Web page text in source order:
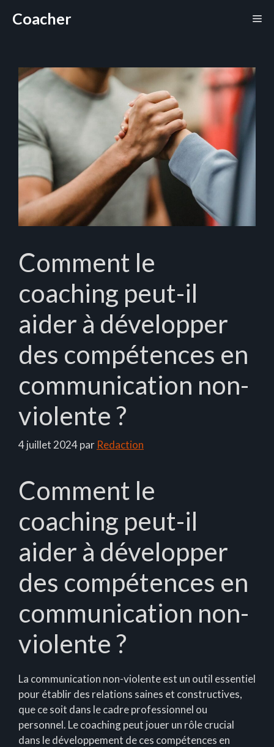
Coacher
Comment le
coaching peut-il
aider à développer
des compétences en
communication non-
violente ?
4 juillet 2024par Redaction
Comment le
coaching peut-il
aider à développer
des compétences en
communication non-
violente ?
La communication non-violente est un outil essentiel
pour établir des relations saines et constructives,
que ce soit dans le cadre professionnel ou
personnel. Le coaching peut jouer un rôle crucial
dans le développement de ces compétences en